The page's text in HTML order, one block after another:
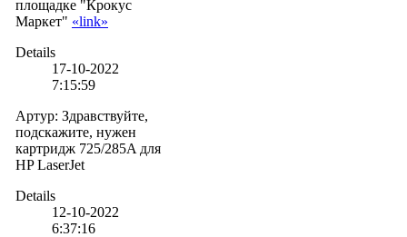
площадке "Крокус
Маркет" «link»
Details
17-10-2022
7:15:59
Артур: Здравствуйте,
подскажите, нужен
картридж 725/285A для
HP LaserJet
Details
12-10-2022
6:37:16